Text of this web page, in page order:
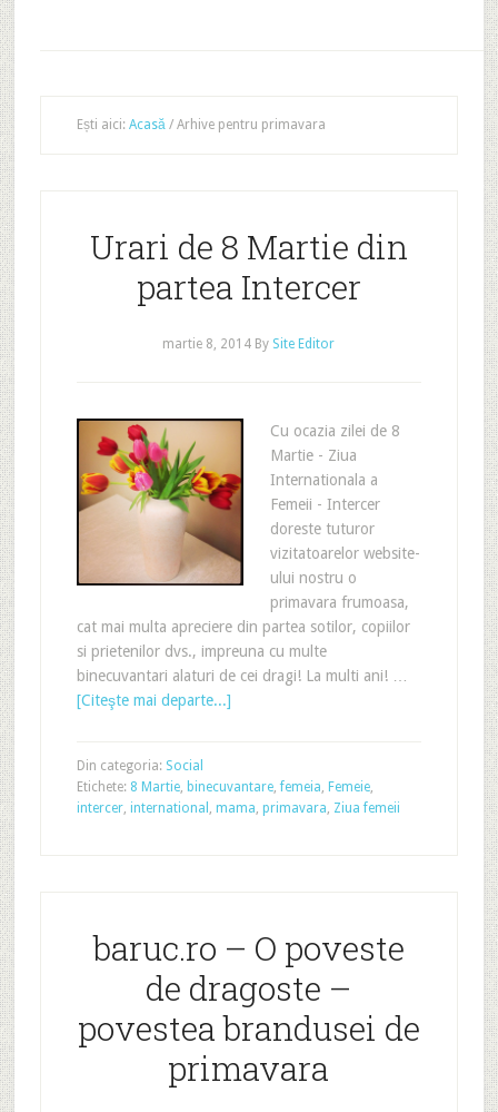
Ești aici: Acasă /Arhive pentru primavara
Urari de 8 Martie din
partea Intercer
martie 8, 2014 By Site Editor
Cu ocazia zilei de 8
Martie - Ziua
Internationala a
Femeii - Intercer
doreste tuturor
vizitatoarelor website-
ului nostru o
primavara frumoasa,
cat mai multa apreciere din partea sotilor, copiilor
si prietenilor dvs., impreuna cu multe
binecuvantari alaturi de cei dragi! La multi ani! …
[Citeşte mai departe...]
Din categoria: Social
Etichete: 8 Martie, binecuvantare,femeia, Femeie,
intercer, international , mama, primavara, Ziua femeii
baruc.ro – O poveste
de dragoste –
povestea brandusei de
primavara